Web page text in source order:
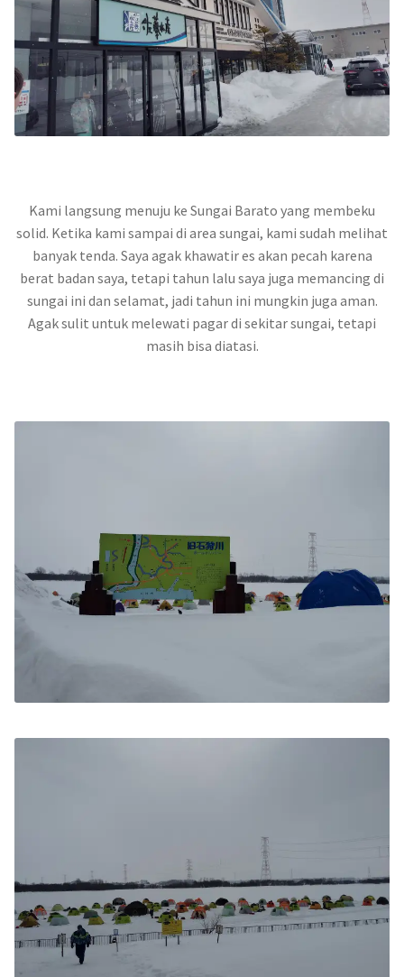
Kami langsung menuju ke Sungai Barato yang membeku
solid. Ketika kami sampai di area sungai, kami sudah melihat
banyak tenda. Saya agak khawatir es akan pecah karena
berat badan saya, tetapi tahun lalu saya juga memancing di
sungai ini dan selamat, jadi tahun ini mungkin juga aman.
Agak sulit untuk melewati pagar di sekitar sungai, tetapi
masih bisa diatasi.